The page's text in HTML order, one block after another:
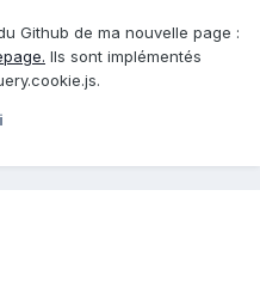
Github de ma nouvelle page :
Ils sont implémentés